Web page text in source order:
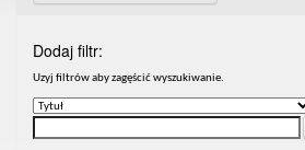
Dodaj filtr:
Uzyj filtrów aby zagęścić wyszukiwanie.